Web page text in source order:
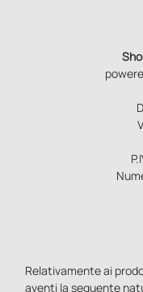
Relativamente ai
aventi la seguente